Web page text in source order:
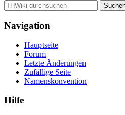
Navigation
Hauptseite
Forum
Letzte Änderungen
Zufällige Seite
Namenskonvention
Hilfe